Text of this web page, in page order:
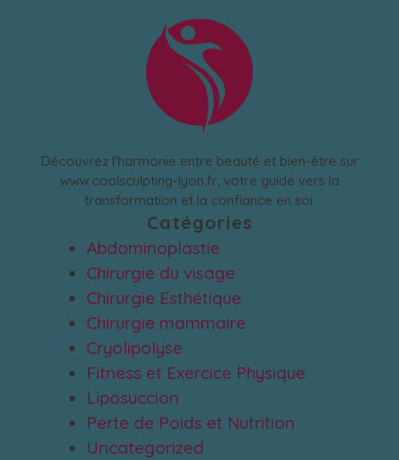
Découvrez l'harmonie entre beauté et bien-être sur
www.coolsculpting-lyon.fr, votre guide vers la
transformation et la confiance en soi.
Catégories
Abdominoplastie
Chirurgie du visage
Chirurgie Esthétique
Chirurgie mammaire
Cryolipolyse
Fitness et Exercice Physique
Liposuccion
Perte de Poids et Nutrition
Uncategorized